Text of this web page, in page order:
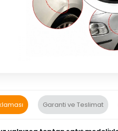
Garanti ve Teslimat